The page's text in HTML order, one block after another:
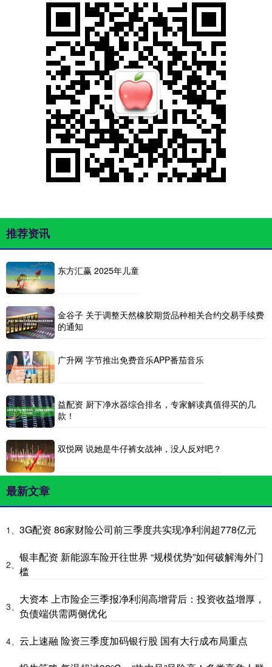
推荐资讯
东方汇赢 2025年儿童
金谷子 关于调整天然橡胶期货品种相关合约交易手续费
的通知
广升网 字节推出免费音乐APP番茄音乐
益配资 厨下净水器综合排名，专家解读真值得买的几
款！
双悦网 说她是牛仔裤女战神，没人反对吧？
最新文章
1、 3G配资 86家财险公司前三季度共实现净利润超778亿元
2、
银丰配资 新能源车险开往世界 “规模优势”如何破解海外门
槛
3、
大资本 上市险企三季报净利润高增背后：投资收益增厚，
负债端供需两侧优化
4、 云上速融 险资三季度加码银行股 国有大行成布局重点